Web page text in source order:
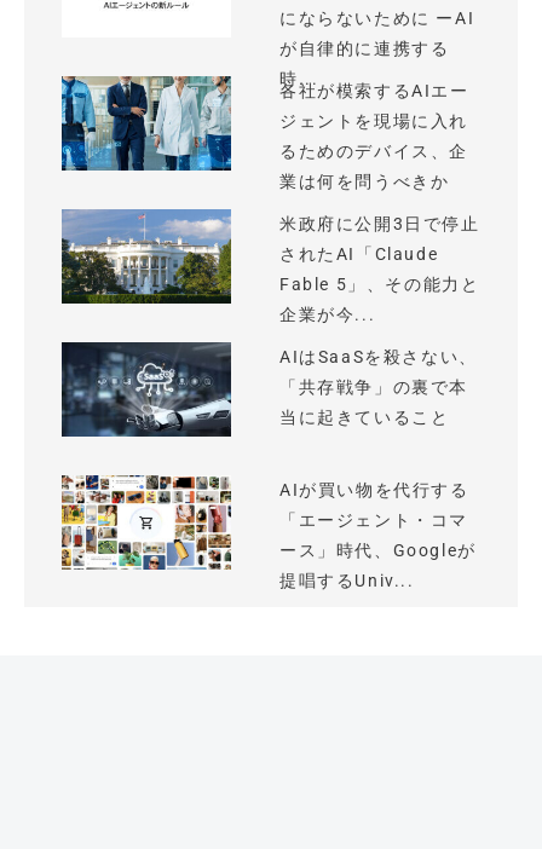
にならないために ーAI
が自律的に連携する
時...
各社が模索するAIエー
ジェントを現場に入れ
るためのデバイス、企
業は何を問うべきか
米政府に公開3日で停止
されたAI「Claude
Fable 5」、その能力と
企業が今...
AIはSaaSを殺さない、
「共存戦争」の裏で本
当に起きていること
AIが買い物を代行する
「エージェント・コマ
ース」時代、Googleが
提唱するUniv...